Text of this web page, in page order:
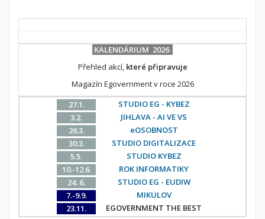
KALENDÁRIUM 2026
Přehled akcí, které připravuje
Magazín Egovernment v roce 2026
27.1.
STUDIO EG - KYBEZ
3.2.
JIHLAVA - AI VE VS
26.3.
eOSOBNOST
30.3.
STUDIO DIGITALIZACE
5.5.
STUDIO KYBEZ
10.-12.6.
ROK INFORMATIKY
24. 6.
STUDIO EG - EUDIW
7.-9.9.
MIKULOV
23.11.
EGOVERNMENT THE BEST